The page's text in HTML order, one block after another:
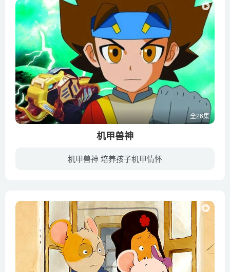
全26集
机甲兽神
机甲兽神 培养孩子机甲情怀